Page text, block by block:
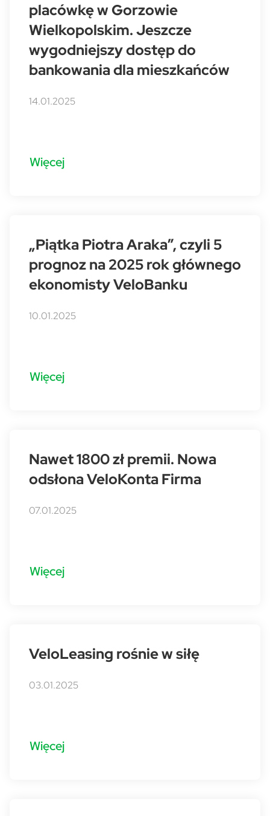
placówkę w Gorzowie
Wielkopolskim. Jeszcze
wygodniejszy dostęp do
bankowania dla mieszkańców
14.01.2025
Więcej
„Piątka Piotra Araka”, czyli 5
prognoz na 2025 rok głównego
ekonomisty VeloBanku
10.01.2025
Więcej
Nawet 1800 zł premii. Nowa
odsłona VeloKonta Firma
07.01.2025
Więcej
VeloLeasing rośnie w siłę
03.01.2025
Więcej